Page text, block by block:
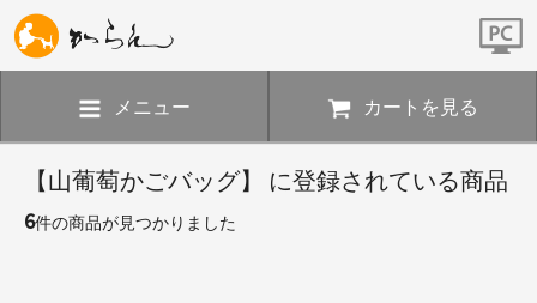
メニュー カートを見る
【山葡萄かごバッグ】 に登録されている商品
6件の商品が見つかりました